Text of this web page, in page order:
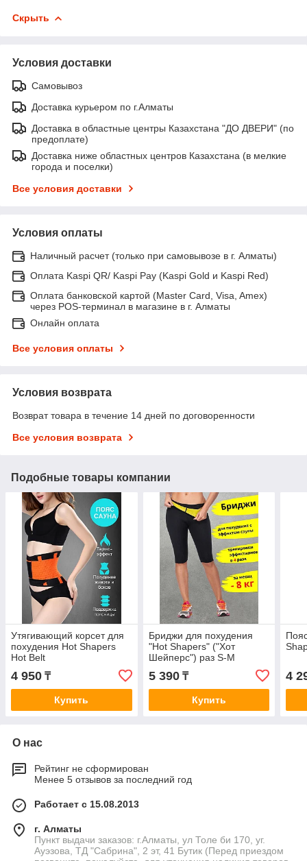
Скрыть
Условия доставки
Самовывоз
Доставка курьером по г.Алматы
Доставка в областные центры Казахстана "ДО ДВЕРИ" (по
предоплате)
Доставка ниже областных центров Казахстана (в мелкие
города и поселки)
Все условия доставки
Условия оплаты
Наличный расчет (только при самовывозе в г. Алматы)
Оплата Kaspi QR/ Kaspi Pay (Kaspi Gold и Kaspi Red)
Оплата банковской картой (Master Card, Visa, Amex)
через POS-терминал в магазине в г. Алматы
Онлайн оплата
Все условия оплаты
Условия возврата
Возврат товара в течение 14 дней по договоренности
Все условия возврата
Подобные товары компании
Утягивающий корсет для
похудения Hot Shapers
Hot Belt
4 950 ₸
Купить
Бриджи для похудения
"Hot Shapers" ("Хот
Шейперс") раз S-M
5 390₸
Купить
4
О нас
Рейтинг не сформирован
Менее 5 отзывов за последний год
Работает с 15.08.2013
г. Алматы
Пункт выдачи заказов: г.Алматы, ул Толе би 170, уг.
Ауэзова, ТД "Сабрина", 2 эт, 41 Бутик (Перед приездом